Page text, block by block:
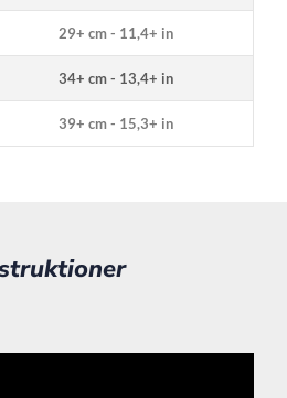
29+ cm - 11,4+ in
34+ cm - 13,4+ in
39+ cm - 15,3+ in